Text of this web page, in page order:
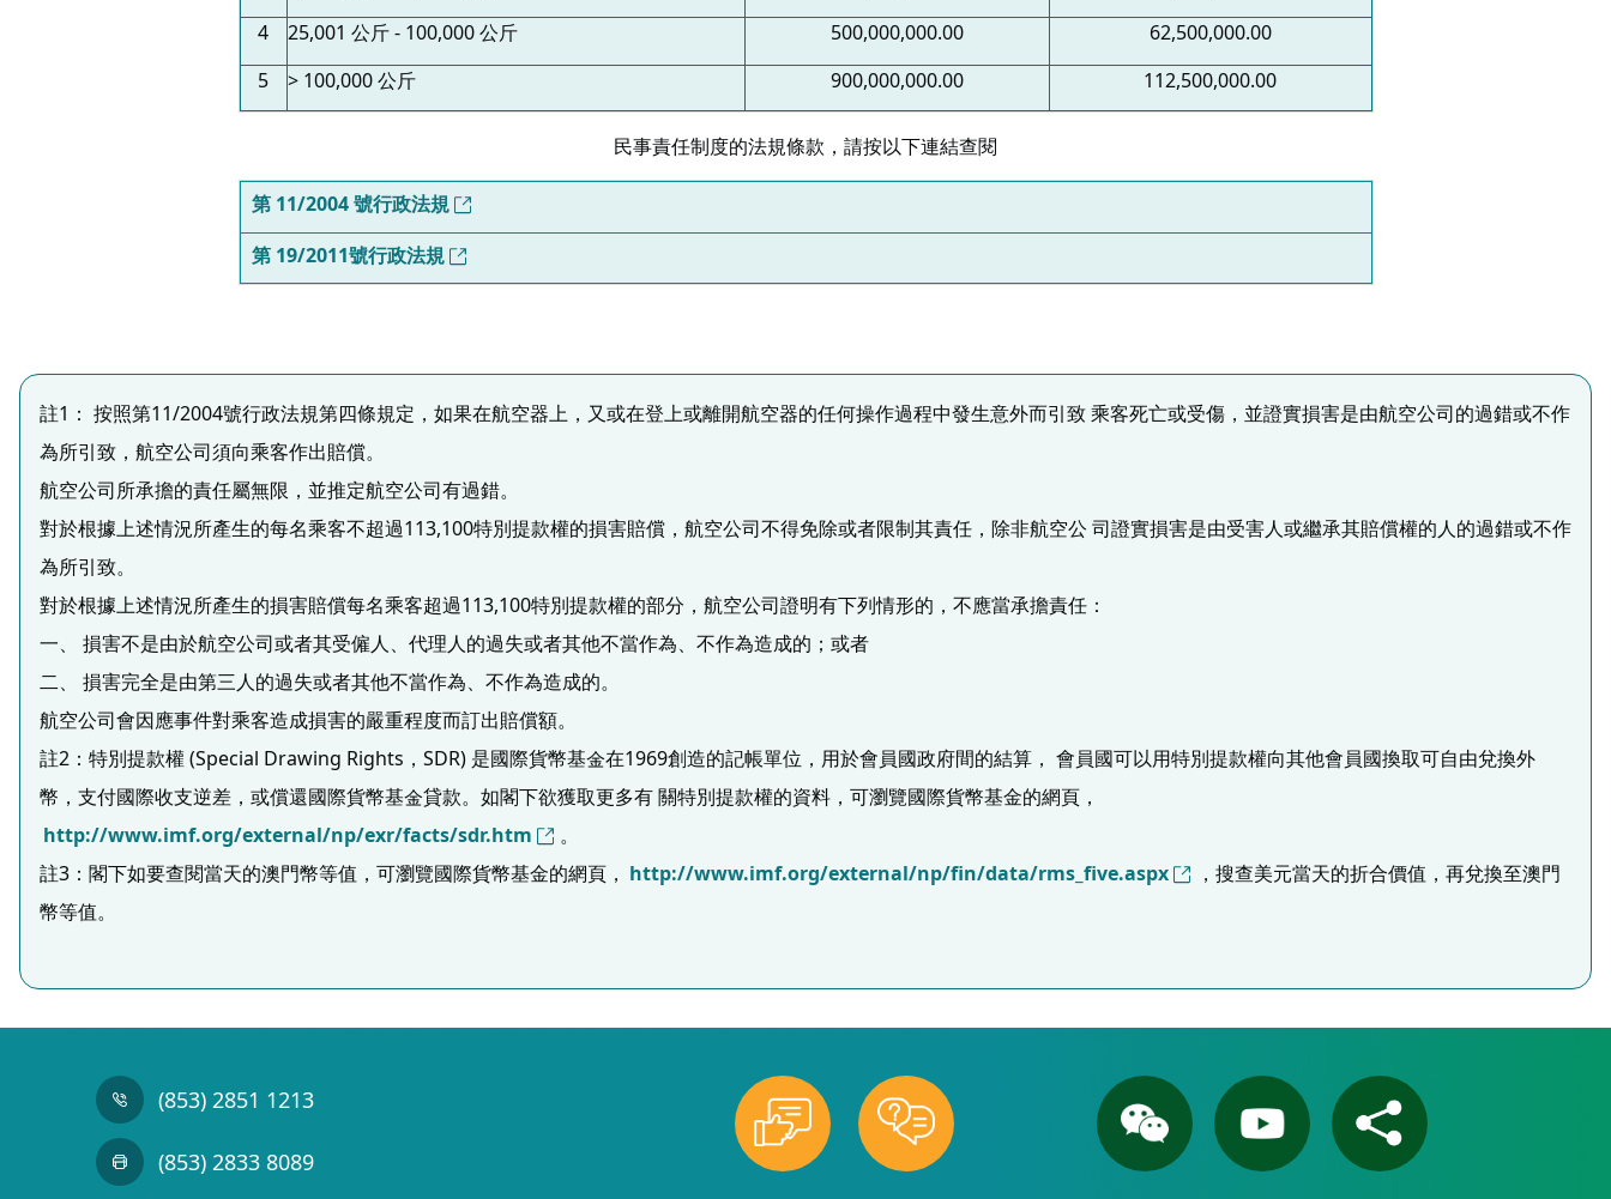
4
25,001 公斤 - 100,000 公斤 500,000,000.00
62,500,000.00
5
> 100,000 公斤 900,000,000.00 112,500,000.00
民事責任制度的法規條款，請按以下連結查閱
第 11/2004 號行政法規
第 19/2011號行政法規
註1： 按照第11/2004號行政法規第四條規定，如果在航空器上，又或在登上或離開航空器的任何操作過程中發生意外而引致 乘客死亡或受傷，並證實損害是由航空公司的過錯或不作
為所引致，航空公司須向乘客作出賠償。
航空公司所承擔的責任屬無限，並推定航空公司有過錯。
對於根據上述情況所產生的每名乘客不超過113,100特別提款權的損害賠償，航空公司不得免除或者限制其責任，除非航空公 司證實損害是由受害人或繼承其賠償權的人的過錯或不作
為所引致。
對於根據上述情況所產生的損害賠償每名乘客超過113,100特別提款權的部分，航空公司證明有下列情形的，不應當承擔責任：
一、 損害不是由於航空公司或者其受僱人、代理人的過失或者其他不當作為、不作為造成的；或者
二、 損害完全是由第三人的過失或者其他不當作為、不作為造成的。
航空公司會因應事件對乘客造成損害的嚴重程度而訂出賠償額。
註2：特別提款權 (Special Drawing Rights，SDR) 是國際貨幣基金在1969創造的記帳單位，用於會員國政府間的結算， 會員國可以用特別提款權向其他會員國換取可自由兌換外
幣，支付國際收支逆差，或償還國際貨幣基金貸款。如閣下欲獲取更多有 關特別提款權的資料，可瀏覽國際貨幣基金的網頁，
http://www.imf.org/external/np/exr/facts/sdr.htm
。
註3：閣下如要查閱當天的澳門幣等值，可瀏覽國際貨幣基金的網頁， http://www.imf.org/external/np/fin/data/rms_five.aspx
，搜查美元當天的折合價值，再兌換至澳門
幣等值。
(853) 2851 1213
(853) 2833 8089